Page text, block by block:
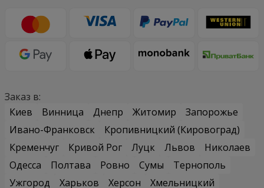
Заказ в:
Киев
Винница Днепр Житомир
Запорожье
Ивано-Франковск
Кропивницкий (Кировоград)
Кременчуг
Кривой Рог Луцк Львов
Николаев
Одесса
Полтава Ровно Сумы
Тернополь
Ужгород
Харьков Херсон
Хмельницкий